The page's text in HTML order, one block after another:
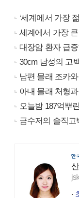
‘세계에서 가장
세계에서 가장
대장암 환자 급
30cm 남성의 고
남편 몰래 조카
아내 몰래 처형
오늘밤 187억뿌
금수저의 솔직고